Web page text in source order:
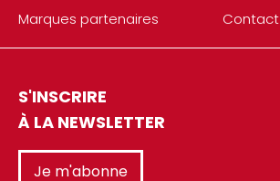
Marques partenaires
Contact
S'INSCRIRE
À LA NEWSLETTER
Je m'abonne